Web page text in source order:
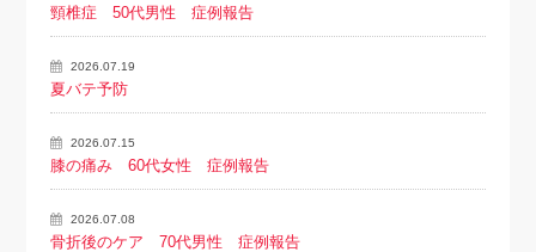
頸椎症 50代男性 症例報告
2026.07.19
夏バテ予防
2026.07.15
膝の痛み 60代女性 症例報告
2026.07.08
骨折後のケア 70代男性 症例報告